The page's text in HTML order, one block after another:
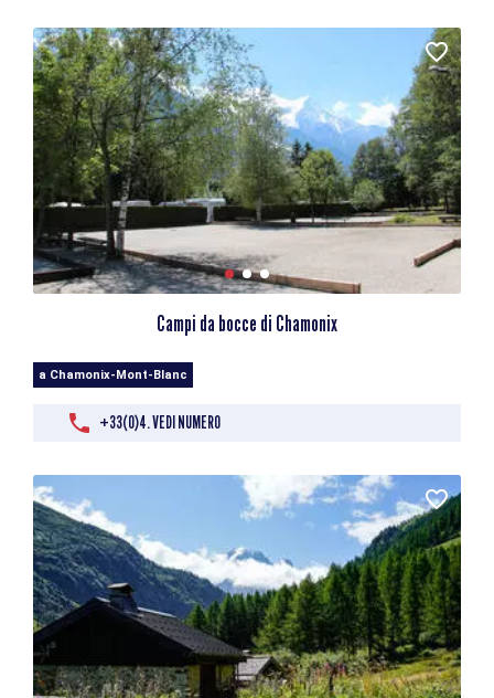
Campi da bocce di Chamonix
a Chamonix-Mont-Blanc
+33(0)4. VEDI NUMERO